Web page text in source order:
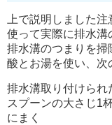
上で説明しました
使って実際に排水溝
排水溝のつまりを掃
酸とお湯を使い、次
排水溝取り付けられ
スプーンの大さじ1
にまく